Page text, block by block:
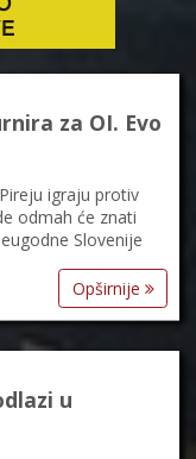
za OI. Evo
igraju protiv
odmah će znati
Slovenije
Opširnije
u